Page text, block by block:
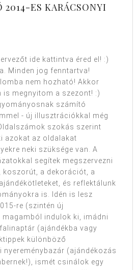
2014-ES KARÁCSONYI
ide kattintva éred el! :)
Minden jog fenntartva!
nem hozható! Akkor
is megnyitom a szezont! :)
számító
- új illusztrációkkal még
szokás szerint
azokat az oldalakat
neki szüksége van. A
segítek megszervezni
koszorút, a dekorációt, a
és reflektálunk
is. Idén is lesz
re (szintén új
indulok ki, imádni
(ajándékba vagy
különböző
nyereménybazár (ajándékozás
ismét csinálok egy